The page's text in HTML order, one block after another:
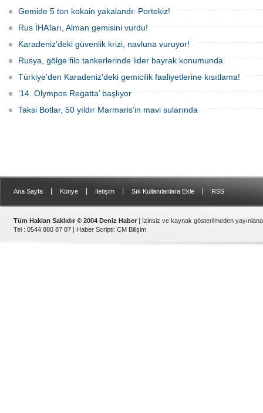
Gemide 5 ton kokain yakalandı: Portekiz!
Rus İHA’ları, Alman gemisini vurdu!
Karadeniz’deki güvenlik krizi, navluna vuruyor!
Rusya, gölge filo tankerlerinde lider bayrak konumunda
Türkiye’den Karadeniz'deki gemicilik faaliyetlerine kısıtlama!
‘14. Olympos Regatta’ başlıyor
Taksi Botlar, 50 yıldır Marmaris’in mavi sularında
Ana Sayfa Künye İletişim Sık Kullanılanlara Ekle RSS
Tüm Hakları Saklıdır © 2004 Deniz Haber | İzinsiz ve kaynak gösterilmeden
Tel : 0544 880 87 87 | Haber Scripti: CM Bilişim